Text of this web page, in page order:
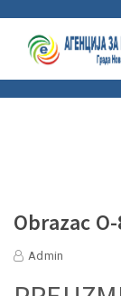
Obrazac
Admin